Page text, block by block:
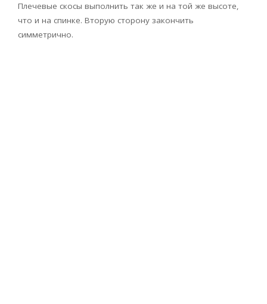
Плечевые скосы выполнить так же и на той же высоте,
что и на спинке. Вторую сторону закончить
симметрично.